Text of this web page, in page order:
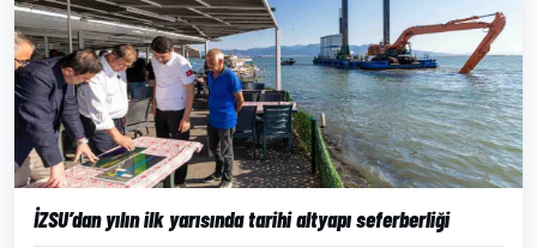
İZSU’dan yılın ilk yarısında tarihi altyapı seferberliği